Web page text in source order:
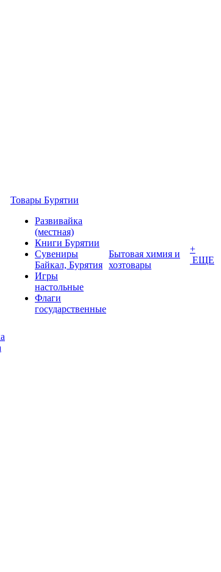
Товары Бурятии
Развивайка
(местная)
Книги Бурятии
Сувениры
Байкал, Бурятия
Игры
настольные
Флаги
государственные
Бытовая химия и
хозтовары
+
ЕЩЕ